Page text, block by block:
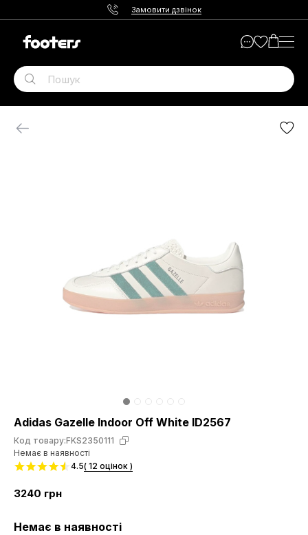
Замовити дзвінок
Adidas Gazelle Indoor Off White ID2567
Код товару:FKS2350111
Немає в наявності
4.5( 12 оцінок )
3240 грн
Немає в наявності